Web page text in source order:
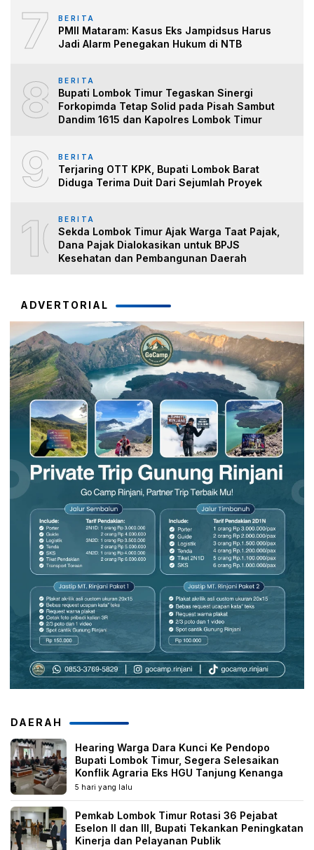
7 BERITA
PMII Mataram: Kasus Eks Jampidsus Harus
Jadi Alarm Penegakan Hukum di NTB
8 BERITA
Bupati Lombok Timur Tegaskan Sinergi
Forkopimda Tetap Solid pada Pisah Sambut
Dandim 1615 dan Kapolres Lombok Timur
9 BERITA
Terjaring OTT KPK, Bupati Lombok Barat
Diduga Terima Duit Dari Sejumlah Proyek
10BERITA
Sekda Lombok Timur Ajak Warga Taat Pajak,
Dana Pajak Dialokasikan untuk BPJS
Kesehatan dan Pembangunan Daerah
ADVERTORIAL
DAERAH
Hearing Warga Dara Kunci Ke Pendopo
Bupati Lombok Timur, Segera Selesaikan
Konflik Agraria Eks HGU Tanjung Kenanga
5 hari yang lalu
Pemkab Lombok Timur Rotasi 36 Pejabat
Eselon II dan III, Bupati Tekankan Peningkatan
Kinerja dan Pelayanan Publik